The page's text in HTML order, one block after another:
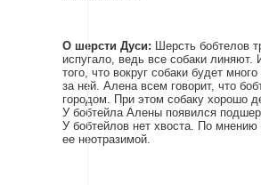
О шерсти Дуси: Шерсть бобтелов
испугало, ведь все собаки линяют.
того, что вокруг собаки будет
за ней. Алена всем говорит, что
городом. При этом собаку хорошо
У бобтейла Алены появился
У бобтейлов нет хвоста. По
ее неотразимой.